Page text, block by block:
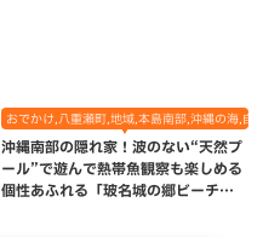
おでかけ,八重瀬町,地域,本島南部,沖縄の海,自
沖縄南部の隠れ家！波のない“天然プ
ール”で遊んで熱帯魚観察も楽しめる
個性あふれる「玻名城の郷ビーチ」